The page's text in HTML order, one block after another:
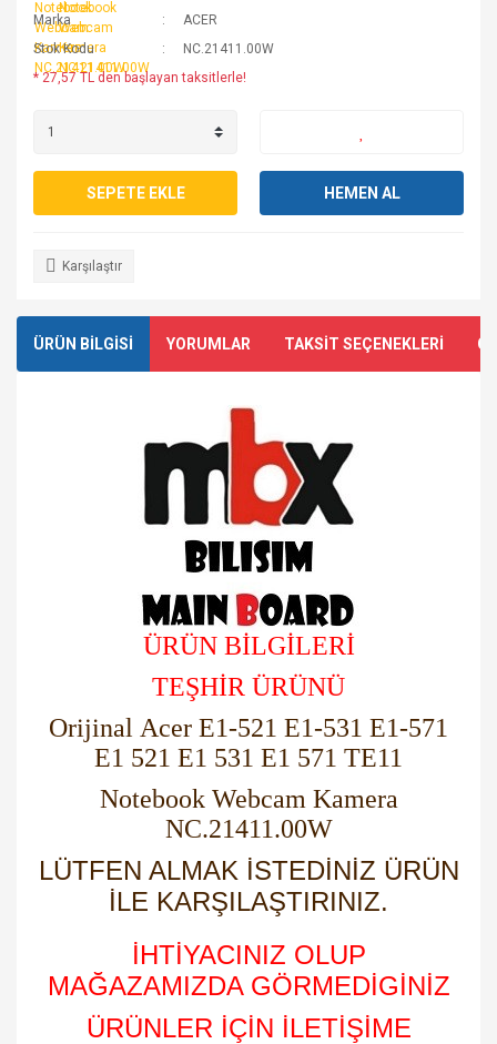
Marka
ACER
Stok Kodu
NC.21411.00W
* 27,57 TL den başlayan taksitlerle!
SEPETE EKLE HEMEN AL
Karşılaştır
ÜRÜN BİLGİSİ YORUMLAR TAKSİT SEÇENEKLERİ
ÜRÜN BİLGİLERİ
TEŞHİR ÜRÜNÜ
Orijinal Acer E1-521 E1-531 E1-571
E1 521 E1 531 E1 571 TE11
Notebook Webcam Kamera
NC.21411.00W
LÜTFEN ALMAK İSTEDİNİZ ÜRÜN
İLE KARŞILAŞTIRINIZ.
İHTİYACINIZ OLUP
MAĞAZAMIZDA GÖRMEDİGİNİZ
ÜRÜNLER İÇİN İLETİŞİME